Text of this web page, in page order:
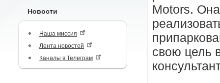
Новости
Наша миссия
Лента новостей
Каналы в Телеграм
Motors.
свою цель